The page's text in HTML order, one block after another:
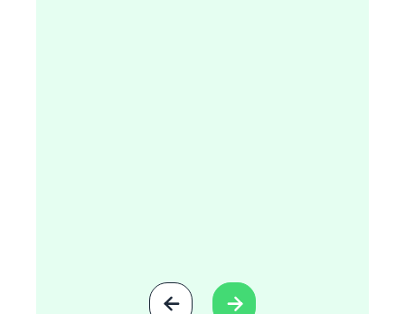
 